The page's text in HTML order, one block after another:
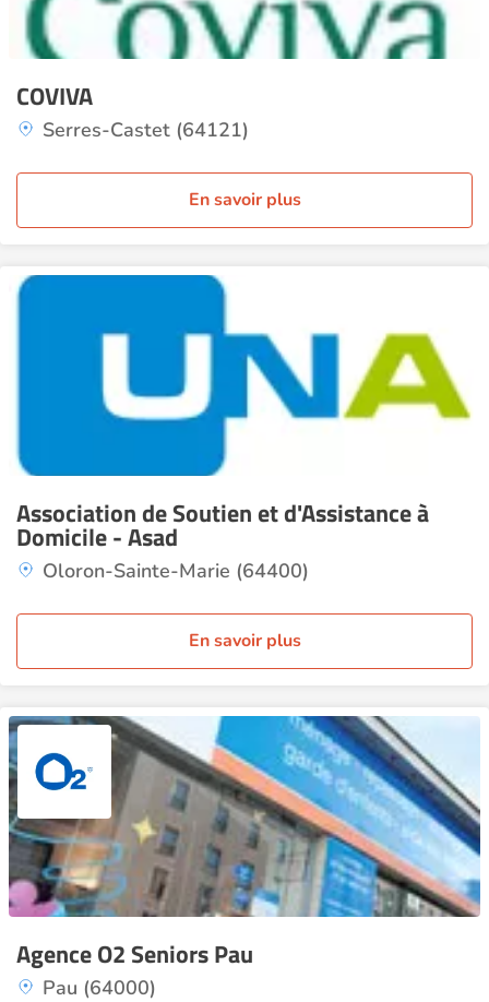
COVIVA
Serres-Castet (64121)
En savoir plus
Association de Soutien et d'Assistance à
Domicile - Asad
Oloron-Sainte-Marie (64400)
En savoir plus
Agence O2 Seniors Pau
Pau (64000)